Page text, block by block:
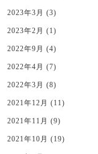
2023年3月 (3)
2023年2月 (1)
2022年9月 (4)
2022年4月 (7)
2022年3月 (8)
2021年12月 (11)
2021年11月 (9)
2021年10月 (19)